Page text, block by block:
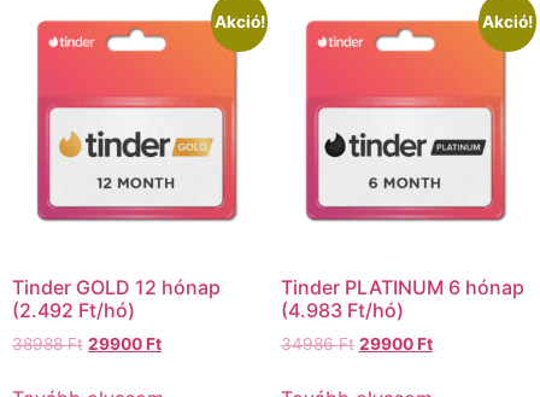
Akció!
Tinder GOLD 12 hónap
(2.492 Ft/hó)
38988Ft 29900Ft
Akció!
Tinder PLATINUM 6 hónap
(4.983 Ft/hó)
34986Ft 29900Ft